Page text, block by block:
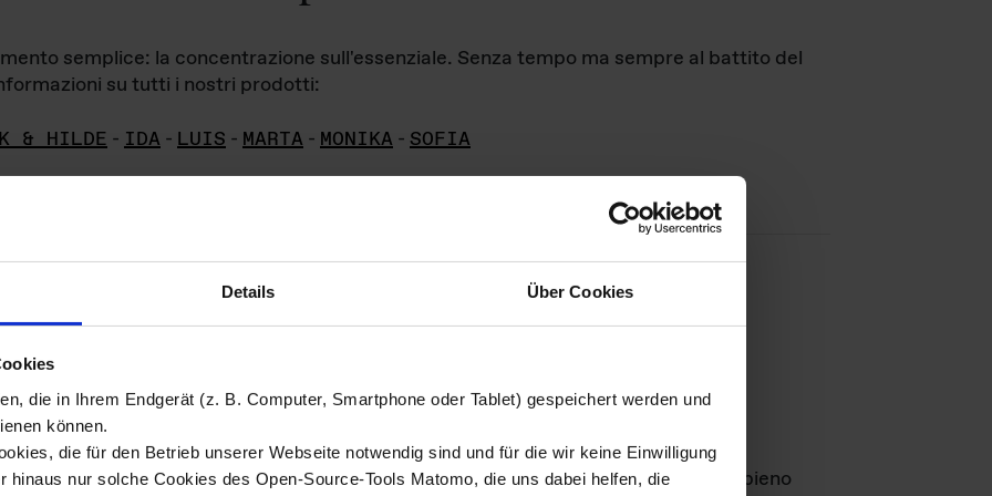
Details Über Cookies
die in Ihrem Endgerät (z. B. Computer, Smartphone oder Tablet) gespeichert werden und
können.
die für den Betrieb unserer Webseite notwendig sind und für die wir keine Einwilligung
hinaus nur solche Cookies des Open-Source-Tools Matomo, die uns dabei helfen, die
semplice: la concentrazione sull'essenziale. Senza tempo ma sempre al battito del
su tutti i nostri prodotti:
& HILDE - IDA - LUIS - MARTA - MONIKA - SOFIA
di immagini
materiale fotografico sono detenuti daDas ganze LebenGmbH e rimangono in pieno